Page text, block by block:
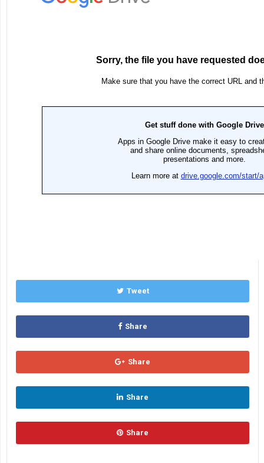
Tweet
Share
Share
Share
Share